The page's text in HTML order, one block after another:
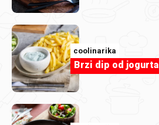
coolinarika
Brzi dip od jogurta